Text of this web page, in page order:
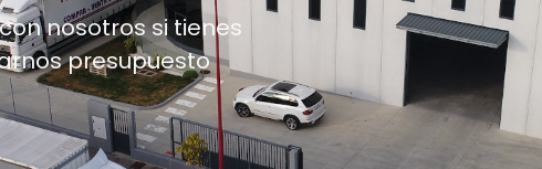
nosotros si tienes
presupuesto